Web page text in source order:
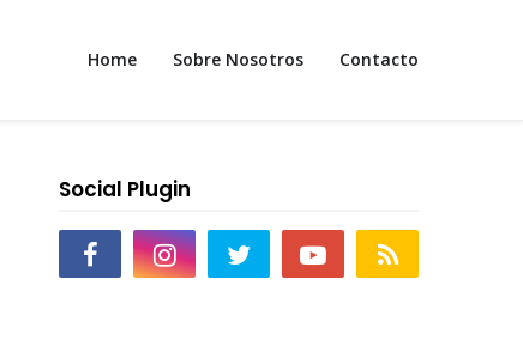
Home Sobre Nosotros Contacto
Social Plugin